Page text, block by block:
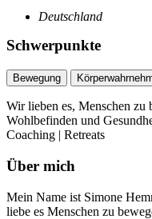
Deutschland
Schwerpunkte
Bewegung
Wir lieben es, Menschen zu
Wohlbefinden und
Coaching | Retreats
Über mich
Mein Name ist Simone
liebe es Menschen zu